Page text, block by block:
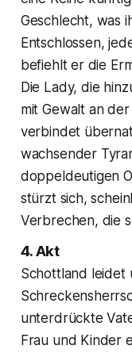
Geschlecht, was
Entschlossen,
befiehlt er die
Die Lady, die
mit Gewalt an
verbindet
wachsender
doppeldeutigen
stürzt sich,
Verbrechen, die
4. Akt
Schottland leidet
unterdrückte
Frau und Kinder